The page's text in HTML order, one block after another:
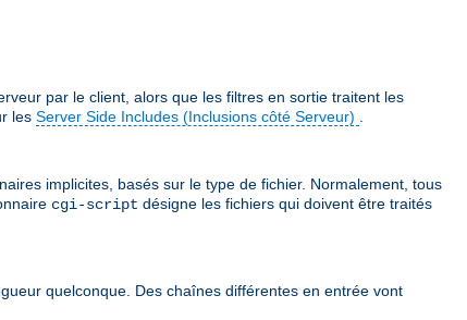
par le client, alors que les filtres en sortie traitent les
les Server Side Includes (Inclusions côté Serveur)
implicites, basés sur le type de fichier. Normalement, tous
cgi-script désigne les fichiers qui doivent être traités
quelconque. Des chaînes différentes en entrée vont